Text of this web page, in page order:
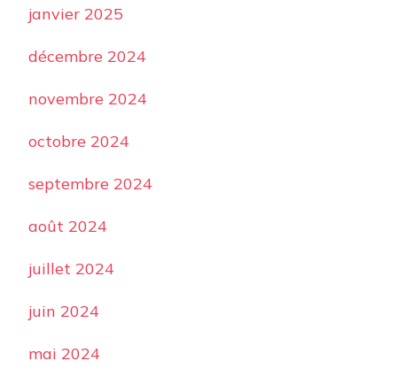
janvier 2025
décembre 2024
novembre 2024
octobre 2024
septembre 2024
août 2024
juillet 2024
juin 2024
mai 2024